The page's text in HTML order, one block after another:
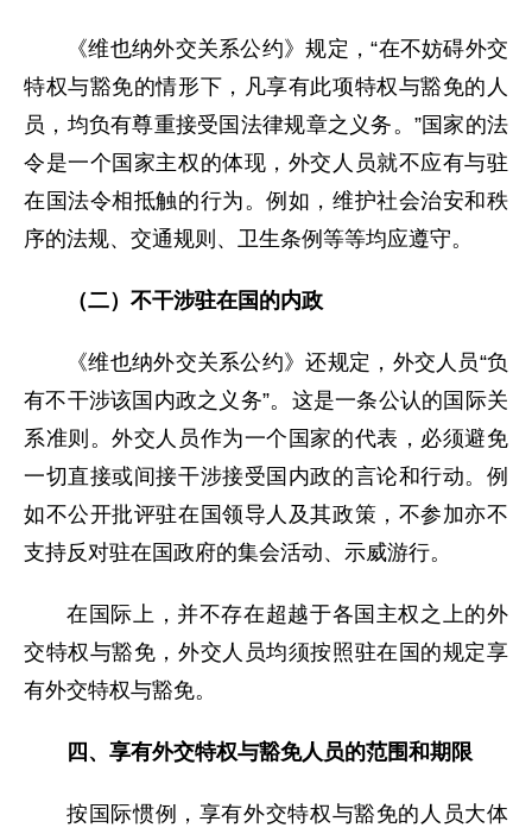
《维也纳外交关系公约》规定，“在不妨碍外交
特权与豁免的情形下，凡享有此项特权与豁免的人
员，均负有尊重接受国法律规章之义务。”国家的法
令是一个国家主权的体现，外交人员就不应有与驻
在国法令相抵触的行为。例如，维护社会治安和秩
序的法规、交通规则、卫生条例等等均应遵守。
（二）不干涉驻在国的内政
《维也纳外交关系公约》还规定，外交人员“负
有不干涉该国内政之义务”。这是一条公认的国际关
系准则。外交人员作为一个国家的代表，必须避免
一切直接或间接干涉接受国内政的言论和行动。例
如不公开批评驻在国领导人及其政策，不参加亦不
支持反对驻在国政府的集会活动、示威游行。
在国际上，并不存在超越于各国主权之上的外
交特权与豁免，外交人员均须按照驻在国的规定享
有外交特权与豁免。
四、享有外交特权与豁免人员的范围和期限
按国际惯例，享有外交特权与豁免的人员大体